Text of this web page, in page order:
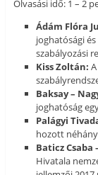
Olvasási idő: 1 – 2
Ádám Flóra
joghatósági
szabályozási
Kiss Zoltán:
Baksay –
joghatóság
Palágyi
hozott
Baticz
Hivatala